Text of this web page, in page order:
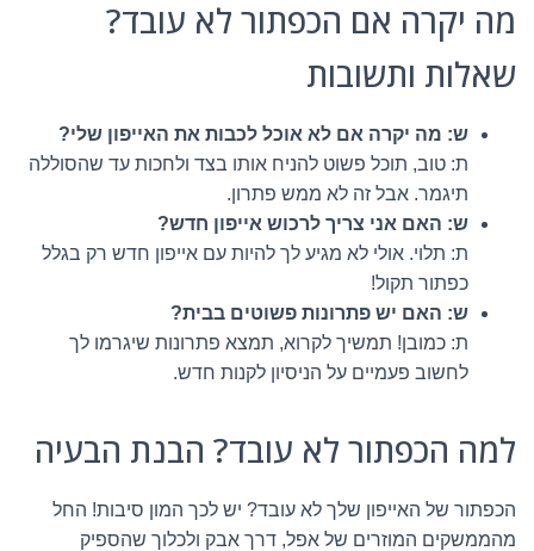
מה יקרה אם הכפתור לא עובד?
שאלות ותשובות
ש: מה יקרה אם לא אוכל לכבות את האייפון שלי?
ת: טוב, תוכל פשוט להניח אותו בצד ולחכות עד שהסוללה
תיגמר. אבל זה לא ממש פתרון.
ש: האם אני צריך לרכוש אייפון חדש?
ת: תלוי. אולי לא מגיע לך להיות עם אייפון חדש רק בגלל
כפתור תקול!
ש: האם יש פתרונות פשוטים בבית?
ת: כמובן! תמשיך לקרוא, תמצא פתרונות שיגרמו לך
לחשוב פעמיים על הניסיון לקנות חדש.
למה הכפתור לא עובד? הבנת הבעיה
הכפתור של האייפון שלך לא עובד? יש לכך המון סיבות! החל
מהממשקים המוזרים של אפל, דרך אבק ולכלוך שהספיק